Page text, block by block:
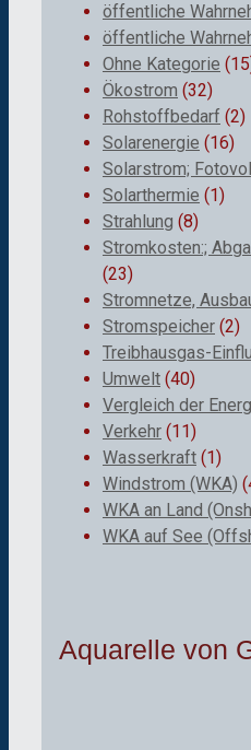
öffentliche
öffentliche
Ohne Kategorie
Ökostrom (32)
Rohstoffbedarf (2)
Solarenergie (16)
Solarstrom;
Solarthermie (1)
Strahlung (8)
Stromkosten:;
(23)
Stromnetze,
Stromspeicher (2)
Treibhausgas-
Umwelt (40)
Vergleich der
Verkehr (11)
Wasserkraft (1)
Windstrom (WKA)
WKA an Land
WKA auf See
Aquarelle von